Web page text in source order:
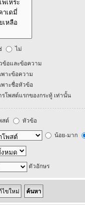
ไม่
ข้อและข้อความ
พาะข้อความ
พาะชื่อหัวข้อ
รโพสต์แรกของกระทู้ เท่านั้น
สต์ หัวข้อ
น้อย-มาก
ตัวอักษร